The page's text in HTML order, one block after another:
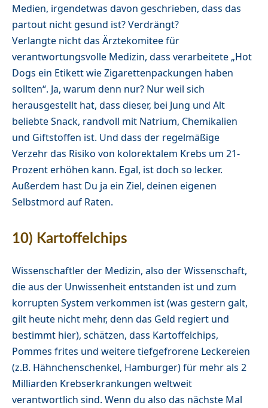
Medien, irgendetwas davon geschrieben, dass das
partout nicht gesund ist? Verdrängt?
Verlangte nicht das Ärztekomitee für
verantwortungsvolle Medizin, dass verarbeitete „Hot
Dogs ein Etikett wie Zigarettenpackungen haben
sollten“. Ja, warum denn nur? Nur weil sich
herausgestellt hat, dass dieser, bei Jung und Alt
beliebte Snack, randvoll mit Natrium, Chemikalien
und Giftstoffen ist. Und dass der regelmäßige
Verzehr das Risiko von kolorektalem Krebs um 21-
Prozent erhöhen kann. Egal, ist doch so lecker.
Außerdem hast Du ja ein Ziel, deinen eigenen
Selbstmord auf Raten.
10) Kartoffelchips
Wissenschaftler der Medizin, also der Wissenschaft,
die aus der Unwissenheit entstanden ist und zum
korrupten System verkommen ist (was gestern galt,
gilt heute nicht mehr, denn das Geld regiert und
bestimmt hier), schätzen, dass Kartoffelchips,
Pommes frites und weitere tiefgefrorene Leckereien
(z.B. Hähnchenschenkel, Hamburger) für mehr als 2
Milliarden Krebserkrankungen weltweit
verantwortlich sind. Wenn du also das nächste Mal